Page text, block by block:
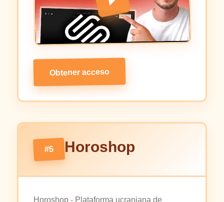
Obtener acceso
#5 Horoshop
Horoshop - Plataforma ucraniana de